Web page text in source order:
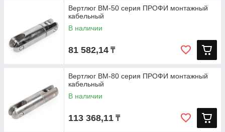
Вертлюг ВМ-50 серия ПРОФИ монтажный
кабельный
В наличии
81 582,14 ₸
Вертлюг ВМ-80 серия ПРОФИ монтажный
кабельный
В наличии
113 368,11 ₸